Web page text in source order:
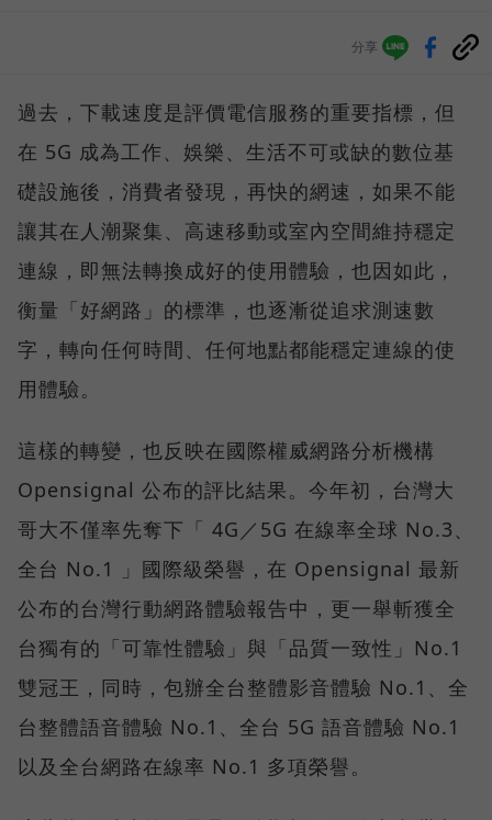
分享
過去，下載速度是評價電信服務的重要指標，但
在 5G 成為工作、娛樂、生活不可或缺的數位基
礎設施後，消費者發現，再快的網速，如果不能
讓其在人潮聚集、高速移動或室內空間維持穩定
連線，即無法轉換成好的使用體驗，也因如此，
衡量「好網路」的標準，也逐漸從追求測速數
字，轉向任何時間、任何地點都能穩定連線的使
用體驗。
這樣的轉變，也反映在國際權威網路分析機構
Opensignal 公布的評比結果。今年初，台灣大
哥大不僅率先奪下「 4G／5G 在線率全球 No.3、
全台 No.1 」國際級榮譽，在 Opensignal 最新
公布的台灣行動網路體驗報告中，更一舉斬獲全
台獨有的「可靠性體驗」與「品質一致性」No.1
雙冠王，同時，包辦全台整體影音體驗 No.1、全
台整體語音體驗 No.1、全台 5G 語音體驗 No.1
以及全台網路在線率 No.1 多項榮譽。